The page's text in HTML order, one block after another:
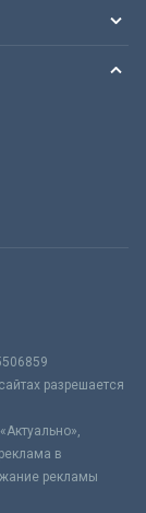
разрешается
в
рекламы